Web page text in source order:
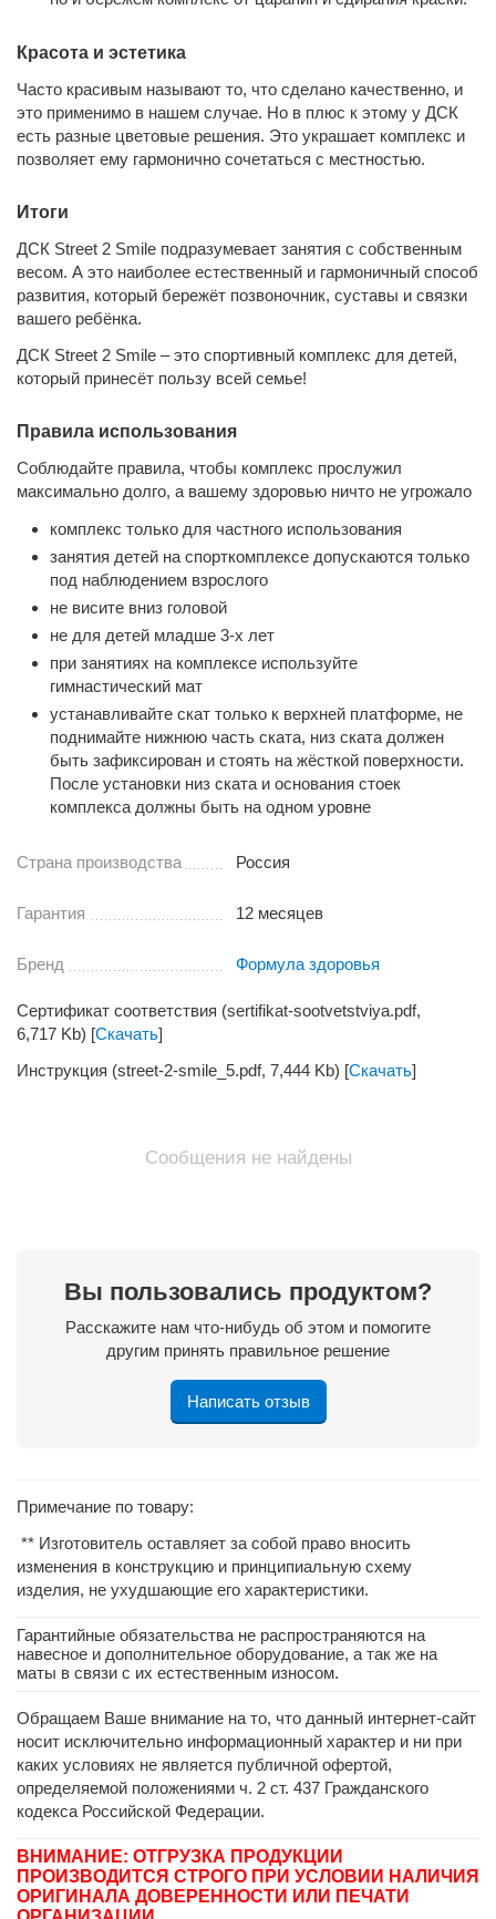
Линейка Street Formula
Размер Д(Г)хШхВ 2010х2320х2590 мм
Коробка 1 1546*231*161, 36 кг.
Коробка 2 1021*601*151, 33,6 кг.
Возрастная категория 3+
Страна изготовитель
Регулировка навесного
оборудования по высоте
нет
Толщина скалодрома 10 мм
Красота и эстетика
Часто красивым называют то, что сделано качественно, и
это применимо в нашем случае. Но в плюс к этому у ДСК
есть разные цветовые решения. Это украшает комплекс и
позволяет ему гармонично сочетаться с местностью.
Итоги
ДСК Street 2 Smile подразумевает занятия с собственным
весом. А это наиболее естественный и гармоничный способ
развития, который бережёт позвоночник, суставы и связки
вашего ребёнка.
ДСК Street 2 Smile – это спортивный комплекс для детей,
который принесёт пользу всей семье!
Правила использования
Соблюдайте правила, чтобы комплекс прослужил
максимально долго, а вашему здоровью ничто не угрожало
комплекс только для частного использования
занятия детей на спорткомплексе допускаются только
под наблюдением взрослого
не висите вниз головой
не для детей младше 3-х лет
при занятиях на комплексе используйте
гимнастический мат
устанавливайте скат только к верхней платформе, не
поднимайте нижнюю часть ската, низ ската должен
быть зафиксирован и стоять на жёсткой поверхности.
После установки низ ската и основания стоек
комплекса должны быть на одном уровне
Страна производства Россия
Гарантия 12 месяцев
Бренд Формула здоровья
Сертификат соответствия (sertifikat-sootvetstviya.pdf,
6,717 Kb) [Скачать]
Инструкция (street-2-smile_5.pdf, 7,444 Kb) [Скачать]
Сообщения не найдены
Вы пользовались продуктом?
Расскажите нам что-нибудь об этом и помогите
другим принять правильное решение
Написать отзыв
Примечание по товару:
** Изготовитель оставляет за собой право вносить
изменения в конструкцию и принципиальную схему
изделия, не ухудшающие его характеристики.
Гарантийные обязательства не распространяются на
навесное и дополнительное оборудование, а так же на
маты в связи с их естественным износом.
Обращаем Ваше внимание на то, что данный интернет-сайт
носит исключительно информационный характер и ни при
каких условиях не является публичной офертой,
определяемой положениями ч. 2 ст. 437 Гражданского
кодекса Российской Федерации.
ВНИМАНИЕ: ОТГРУЗКА ПРОДУКЦИИ
ПРОИЗВОДИТСЯ СТРОГО ПРИ УСЛОВИИ НАЛИЧИЯ
ОРИГИНАЛА ДОВЕРЕННОСТИ ИЛИ ПЕЧАТИ